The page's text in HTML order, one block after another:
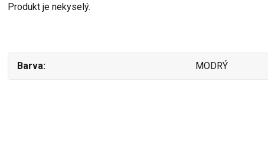
Produkt je nekyselý.
Barva MODRÝ